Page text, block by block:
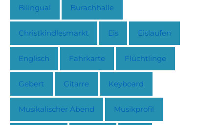
Bilingual Burachhalle
Christkindlesmarkt Eis Eislaufen
Englisch Fahrkarte Flüchtlinge
Gebert Gitarre Keyboard
Musikalischer Abend Musikprofil